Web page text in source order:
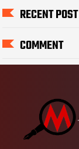
RECENT POST
COMMENT